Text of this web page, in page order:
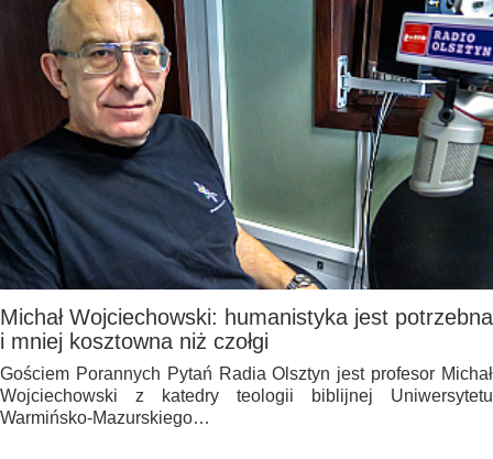
Michał Wojciechowski: humanistyka jest potrzebna
i mniej kosztowna niż czołgi
Gościem Porannych Pytań Radia Olsztyn jest profesor Michał
Wojciechowski z katedry teologii biblijnej Uniwersytetu
Warmińsko-Mazurskiego…